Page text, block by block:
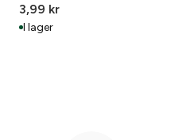
3,99 kr
I lager